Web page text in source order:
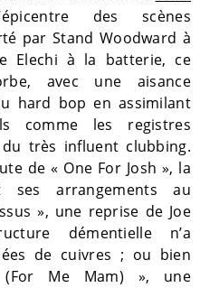
des scènes
par Stand Woodward à
Elechi à la batterie, ce
avec une aisance
hard bop en assimilant
comme les registres
très influent clubbing.
de « One For Josh », la
ses arrangements au
», une reprise de Joe
démentielle n’a
de cuivres ; ou bien
Me Mam) », une